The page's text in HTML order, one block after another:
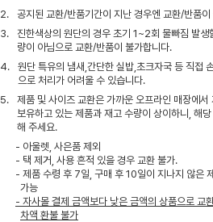
2.
공지된 교환/반품기간이 지난 경우엔 교환/반품
3.
진한색상의 원단의 경우 초기 1~2회 물빠짐 발생
량이 아님으로 교환/반품이 불가합니다.
4.
원단 특유의 냄새,간단한 실밥,초크자국 등 직접
으로 처리가 어려울 수 있습니다.
5.
제품 및 사이즈 교환은 가까운 오프라인 매장에
보유하고 있는 제품과 재고 수량이 상이하니, 해
해 주세요.
- 아울렛, 사은품 제외
- 택 제거, 사용 흔적 있을 경우 교환 불가.
- 제품 수령 후 7일, 구매 후 10일이 지나지 않은
가능
- 자사몰 결제 금액보다 낮은 금액의 상품으로 교환
차액 환불 불가